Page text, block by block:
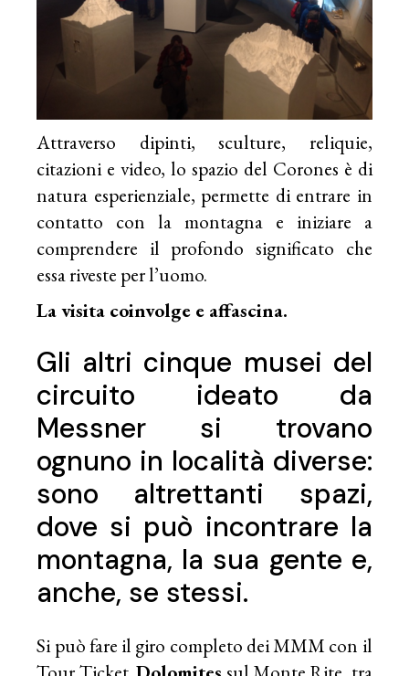
Attraverso dipinti, sculture, reliquie,
citazioni e video, lo spazio del Corones è di
natura esperienziale, permette di entrare in
contatto con la montagna e iniziare a
comprendere il profondo significato che
essa riveste per l’uomo.
La visita coinvolge e affascina.
Gli altri cinque musei del
circuito ideato da
Messner si trovano
ognuno in località diverse:
sono altrettanti spazi,
dove si può incontrare la
montagna, la sua gente e,
anche, se stessi.
Si può fare il giro completo dei MMM con il